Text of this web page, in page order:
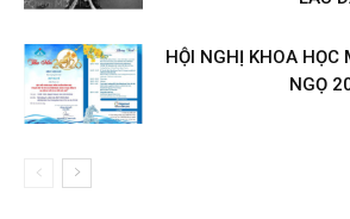
HỘI NGHỊ KHOA HỌC
NGỌ